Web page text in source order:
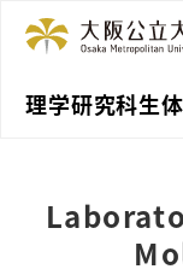
理学研究科生